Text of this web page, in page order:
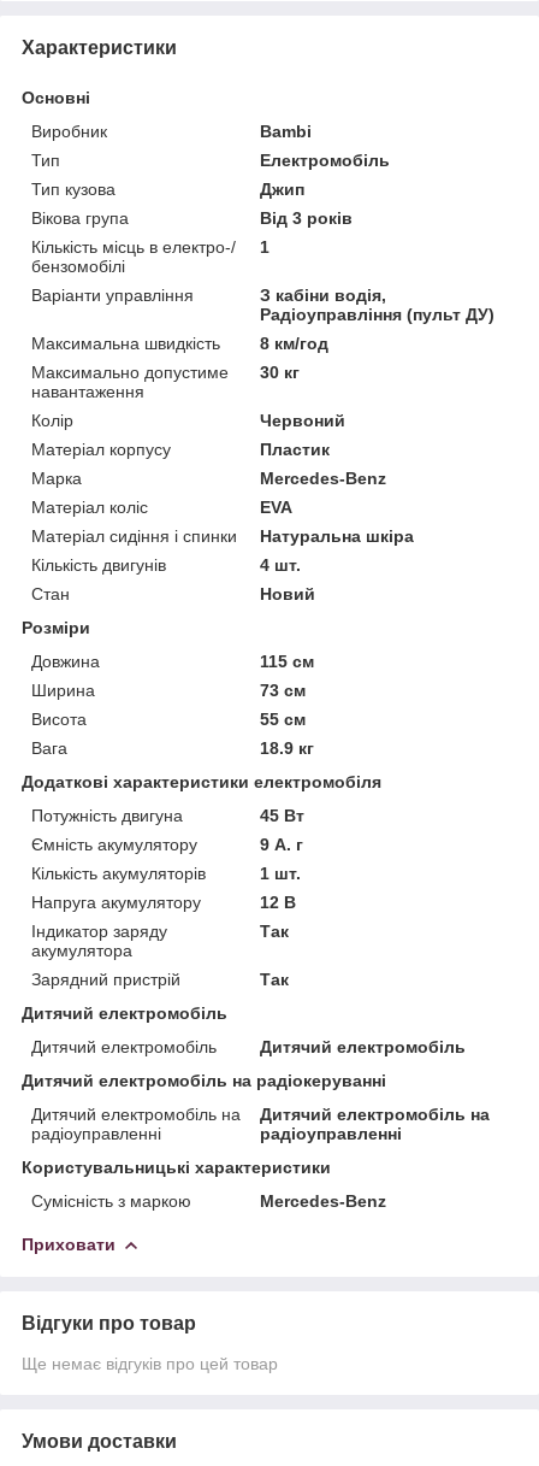
Характеристики
Основні
Виробник
Bambi
Тип
Електромобіль
Тип кузова
Джип
Вікова група
Від 3 років
Кількість місць в електро-/
бензомобілі
1
Варіанти управління
З кабіни водія,
Радіоуправління (пульт ДУ)
Максимальна швидкість
8 км/год
Максимально допустиме
навантаження
30 кг
Колір
Червоний
Матеріал корпусу
Пластик
Марка
Mercedes-Benz
Матеріал коліс
EVA
Матеріал сидіння і спинки
Натуральна шкіра
Кількість двигунів
4 шт.
Стан
Новий
Розміри
Довжина
115 см
Ширина
73 см
Висота
55 см
Вага
18.9 кг
Додаткові характеристики електромобіля
Потужність двигуна
45 Вт
Ємність акумулятору
9 А. г
Кількість акумуляторів
1 шт.
Напруга акумулятору
12 В
Індикатор заряду
акумулятора
Так
Зарядний пристрій
Так
Дитячий електромобіль
Дитячий електромобіль
Дитячий електромобіль
Дитячий електромобіль на радіокеруванні
Дитячий електромобіль на
радіоуправленні
Дитячий електромобіль на
радіоуправленні
Користувальницькі характеристики
Сумісність з маркою
Mercedes-Benz
Приховати
Відгуки про товар
Ще немає відгуків про цей товар
Умови доставки